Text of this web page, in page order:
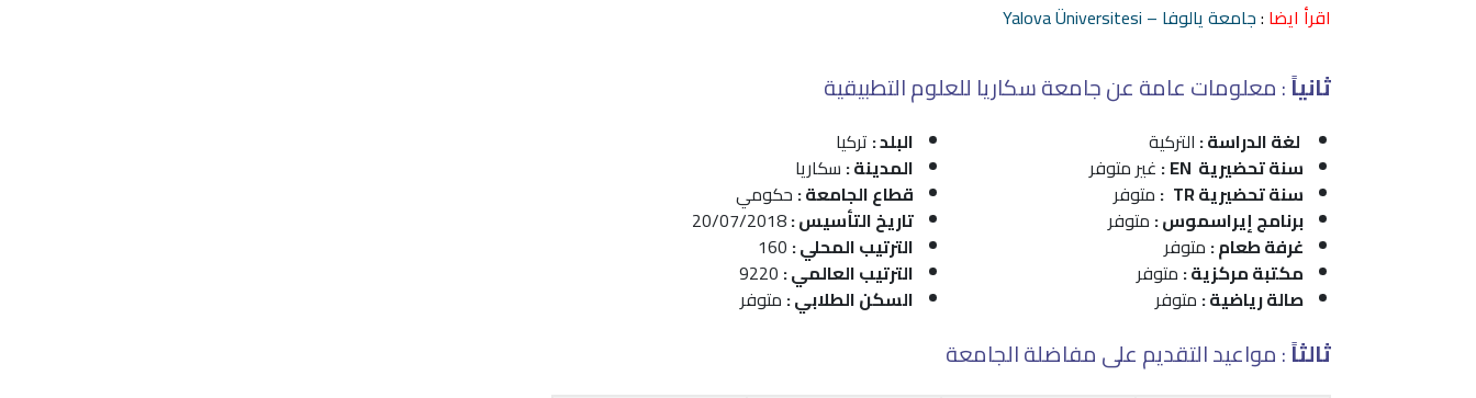
اقرأ ايضا :جامعة يالوفا – Yalova Üniversitesi
ثانياً: معلومات عامة عن جامعة سكاريا للعلوم التطبيقية
البلد : تركيا
المدينة : سكاريا
قطاع الجامعة : حكومي
تاريخ التأسيس :
الترتيب المحلي :
الترتيب العالمي :
السكن الطلابي : متوفر
لغة الدراسة : التركية
سنة تحضيرية EN
: غير متوفر
سنة تحضيرية TR
: متوفر
برنامج إيراسموس : متوفر
غرفة طعام : متوفر
مكتبة مركزية : متوفر
صالة رياضية : متوفر
ثالثاً: مواعيد التقديم على مفاضلة الجامعة